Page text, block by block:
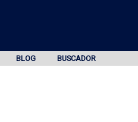
BLOG BUSCADOR